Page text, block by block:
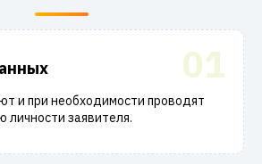
01
и при необходимости проводят
заявителя.